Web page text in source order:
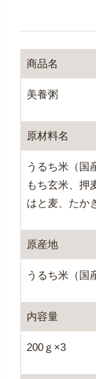
商品名
美養粥
原材料名
うるち米（国
もち玄米、押
はと麦、たか
原産地
うるち米（国
内容量
200ｇ×3